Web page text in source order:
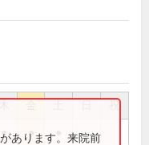
祝
● ●
あります。来院前